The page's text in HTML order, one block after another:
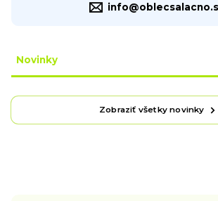
Novinky
Zobraziť všetky novinky